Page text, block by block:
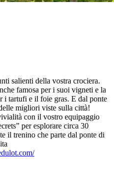
salienti della vostra crociera.
famosa per i suoi vigneti e la
i tartufi e il foie gras. E dal ponte
migliori viste sulla città!
con il vostro equipaggio
per esplorare circa 30
il trenino che parte dal ponte di